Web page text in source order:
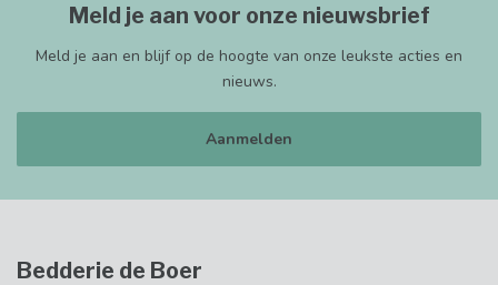
Meld je aan voor onze nieuwsbrief
Meld je aan en blijf op de hoogte van onze leukste acties en
nieuws.
Aanmelden
Bedderie de Boer